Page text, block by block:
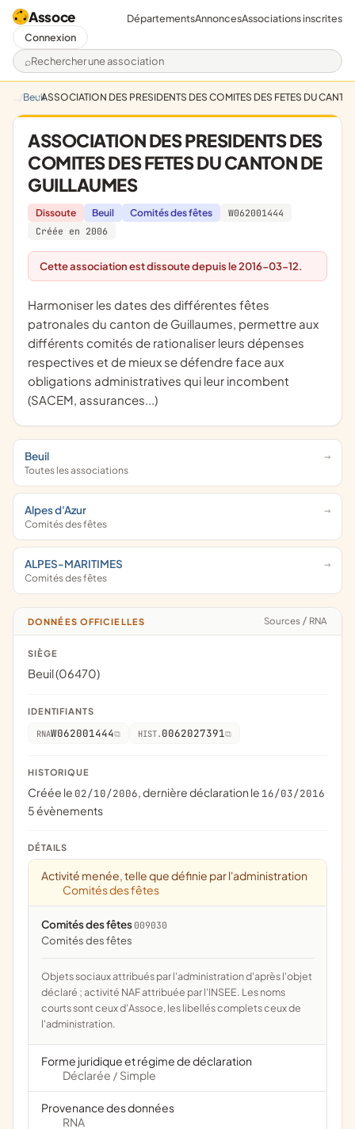
Assoce
Rechercher une association
DépartementsAnnoncesAssociations inscrites
Connexion
BeuilASSOCIATION DES PRESIDENTS DES COMITES DES FETES DU
ASSOCIATION DES PRESIDENTS DES
COMITES DES FETES DU CANTON DE
GUILLAUMES
Dissoute Beuil Comités des fêtes
W062001444
Créée en 2006
Cette association est dissoute depuis le 2016-03-12.
harmoniser les dates des différentes fêtes
patronales du canton de Guillaumes, permettre aux
différents comités de rationaliser leurs dépenses
respectives et de mieux se défendre face aux
obligations administratives qui leur incombent
(SACEM, assurances...)
Beuil
Toutes les associations
Alpes d'Azur
Comités des fêtes
ALPES-MARITIMES
Comités des fêtes
DONNÉES OFFICIELLES Sources / RNA
SIÈGE
Beuil (06470)
IDENTIFIANTS
RNAW062001444 HIST. 0062027391
HISTORIQUE
Créée le 02/10/2006, dernière déclaration le 16/03/2016
5 évènements
DÉTAILS
Activité menée, telle que définie par l'administration
Comités des fêtes
Comités des fêtes 009030
comités des fêtes
Objets sociaux attribués par l'administration d'après l'objet
déclaré ; activité NAF attribuée par l'INSEE. Les noms
courts sont ceux d'Assoce, les libellés complets ceux de
l'administration.
Forme juridique et régime de déclaration
Déclarée / Simple
Provenance des données
RNA